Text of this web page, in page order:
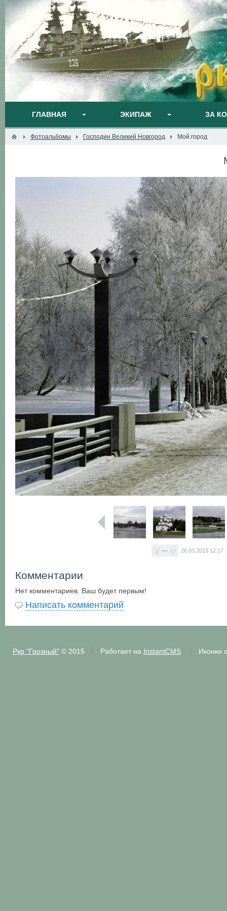
ГЛАВНАЯ ЭКИПАЖ ЗА
Фотоальбомы Господин Великий Новгород Мой город
— 26.03.2015 12:17
Комментарии
Нет комментариев. Ваш будет первым!
Написать комментарий
Ркр "Грозный"© 2015 Работает на InstantCMS Иконки